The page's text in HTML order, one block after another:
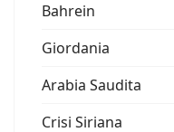
Bahrein
Giordania
Arabia Saudita
Crisi Siriana